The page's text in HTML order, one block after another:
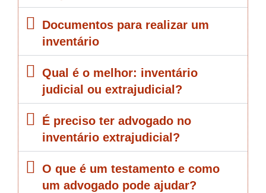
Documentos para realizar um
inventário
Qual é o melhor: inventário
judicial ou extrajudicial?
É preciso ter advogado no
inventário extrajudicial?
O que é um testamento e como
um advogado pode ajudar?